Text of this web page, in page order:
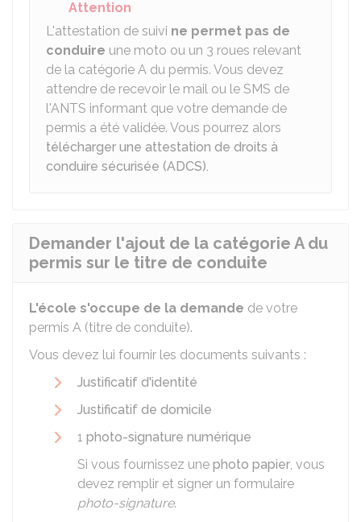
Attention
L'attestation de suivi ne permet pas de
conduire une moto ou un 3 roues relevant
de la catégorie A du permis. Vous devez
attendre de recevoir le mail ou le SMS de
l'ANTS informant que votre demande de
permis a été validée. Vous pourrez alors
télécharger une attestation de droits à
conduire sécurisée (ADCS).
Demander l'ajout de la catégorie A du
permis sur le titre de conduite
L'école s'occupe de la demande de votre
permis A (titre de conduite).
Vous devez lui fournir les documents suivants :
Justificatif d'identité
Justificatif de domicile
1 photo-signature numérique
Si vous fournissez une photo papier, vous
devez remplir et signer un formulaire
photo-signature.